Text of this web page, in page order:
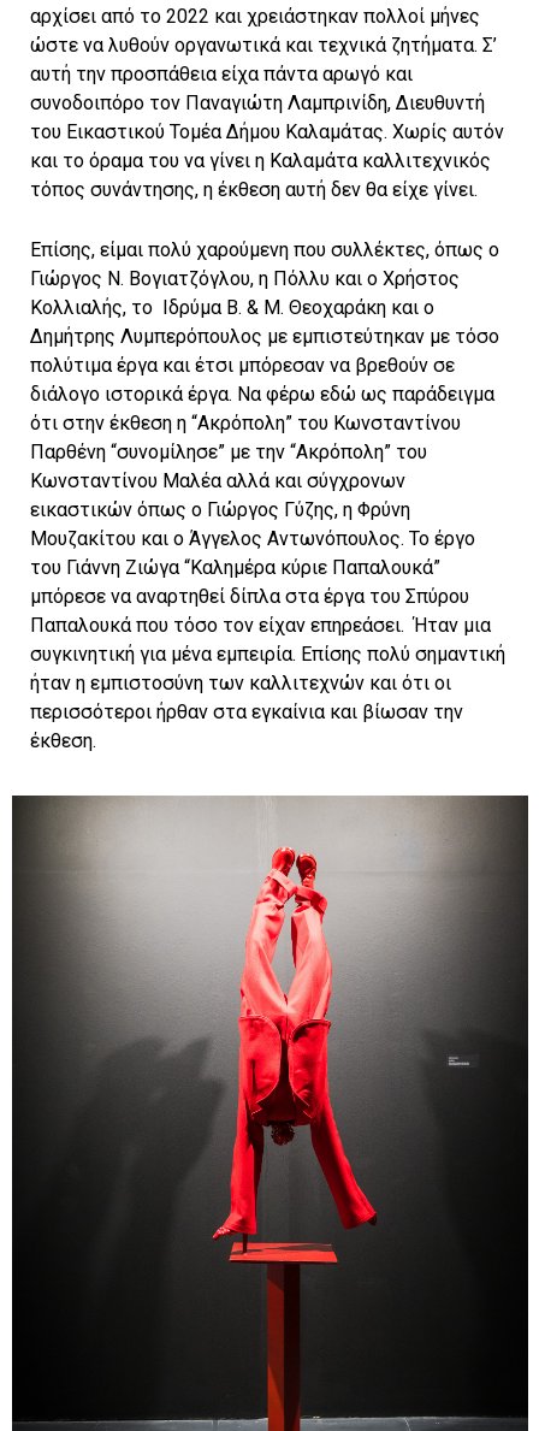
αρχίσει από το 2022 και χρειάστηκαν πολλοί μήνες
ώστε να λυθούν οργανωτικά και τεχνικά ζητήματα. Σ’
αυτή την προσπάθεια είχα πάντα αρωγό και
συνοδοιπόρο τον Παναγιώτη Λαμπρινίδη, Διευθυντή
του Εικαστικού Τομέα Δήμου Καλαμάτας. Χωρίς αυτόν
και το όραμα του να γίνει η Καλαμάτα καλλιτεχνικός
τόπος συνάντησης, η έκθεση αυτή δεν θα είχε γίνει.
Επίσης, είμαι πολύ χαρούμενη που συλλέκτες, όπως ο
Γιώργος Ν. Βογιατζόγλου, η Πόλλυ και ο Χρήστος
Κολλιαλής, το
Ιδρύμα Β. & Μ. Θεοχαράκη και ο
Δημήτρης Λυμπερόπουλος με εμπιστεύτηκαν με τόσο
πολύτιμα έργα και έτσι μπόρεσαν να βρεθούν σε
διάλογο ιστορικά έργα. Να φέρω εδώ ως παράδειγμα
ότι στην έκθεση η “Ακρόπολη” του Κωνσταντίνου
Παρθένη “συνομίλησε” με την “Ακρόπολη” του
Κωνσταντίνου Μαλέα αλλά και σύγχρονων
εικαστικών όπως ο Γιώργος Γύζης, η Φρύνη
Μουζακίτου και ο Άγγελος Αντωνόπουλος. Το έργο
του Γιάννη Ζιώγα “Καλημέρα κύριε Παπαλουκά”
μπόρεσε να αναρτηθεί δίπλα στα έργα του Σπύρου
Παπαλουκά που τόσο τον είχαν επηρεάσει.
Ήταν μια
συγκινητική για μένα εμπειρία. Επίσης πολύ σημαντική
ήταν η εμπιστοσύνη των καλλιτεχνών και ότι οι
περισσότεροι ήρθαν στα εγκαίνια και βίωσαν την
έκθεση.